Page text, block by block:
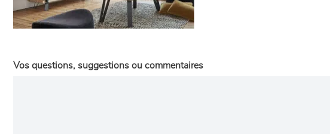
Vos questions, suggestions ou commentaires